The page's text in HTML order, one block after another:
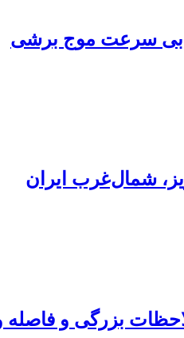
سرعت موج برشی
شمال‌غرب ایران
بزرگی و